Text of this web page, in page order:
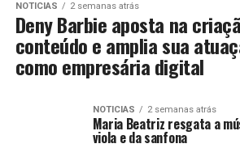
NOTICIAS 2 semanas atrás
Deny Barbie aposta na
conteúdo e amplia sua
como empresária digital
NOTICIAS 2 semanas atrás
Maria Beatriz resgata a
viola e da sanfona